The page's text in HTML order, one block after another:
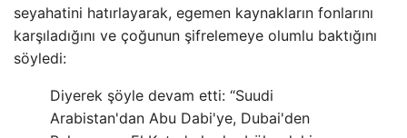
seyahatini hatırlayarak, egemen kaynakların fonlarını
karşıladığını ve çoğunun şifrelemeye olumlu baktığını
söyledi:
Diyerek şöyle devam etti: “Suudi
Arabistan'dan Abu Dabi'ye, Dubai'den